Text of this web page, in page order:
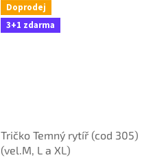
Doprodej
3+1 zdarma
Tričko Temný rytíř (cod 305)
(vel.M, L a XL)